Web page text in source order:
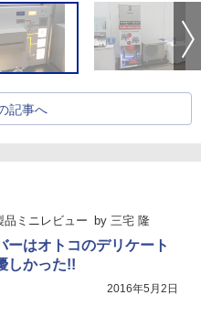
記事へ
品ミニレビュー by 三宅 隆
ーはオトコのデリケート
しかった!!
2016年5月2日